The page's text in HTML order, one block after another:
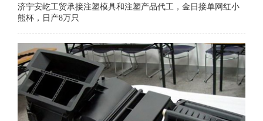
济宁安屹工贸承接注塑模具和注塑产品代工，金日接单网红小
熊杯，日产8万只